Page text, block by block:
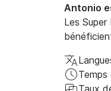
Antonio
Les
Temps
Taux